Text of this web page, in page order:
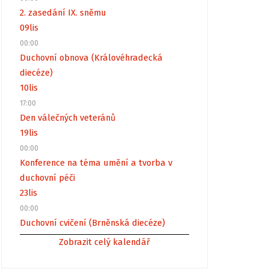
2. zasedání IX. sněmu
09lis
00:00
Duchovní obnova (Královéhradecká
diecéze)
10lis
17:00
Den válečných veteránů
19lis
00:00
Konference na téma umění a tvorba v
duchovní péči
23lis
00:00
Duchovní cvičení (Brněnská diecéze)
Zobrazit celý kalendář